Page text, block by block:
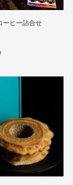
ーヒー詰合せ